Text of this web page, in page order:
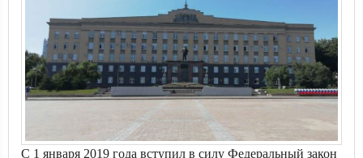
С 1 января 2019 года вступил в силу Федеральный закон